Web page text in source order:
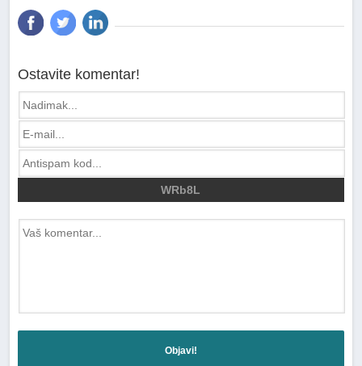
Ostavite komentar!
WRb8L
Objavi!